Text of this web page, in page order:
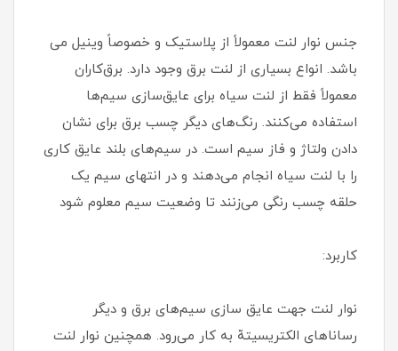
جنس نوار لنت معمولاً از پلاستیک و خصوصاً وینیل می
باشد. انواع بسیاری از لنت برق وجود دارد. برق‌کاران
معمولاً فقط از لنت سیاه برای عایق‌سازی سیم‌ها
استفاده می‌کنند. رنگ‌های دیگر چسب برق برای نشان
دادن ولتاژ و فاز سیم است. در سیم‌های بلند عایق‌ کاری
را با لنت سیاه انجام می‌دهند و در انتهای سیم یک
حلقه چسب رنگی می‌زنند تا وضعیت سیم معلوم شود
کاربرد:
نوار لنت جهت عایق‌ سازی سیم‌های برق و دیگر
رساناهای الکتریسیتهّ به کار می‌رود. همچنین نوار لنت